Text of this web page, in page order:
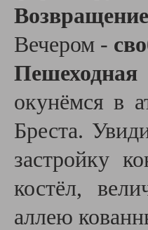
Вечером -
окунёмся в
Бреста.
застройку
костёл,
аллею